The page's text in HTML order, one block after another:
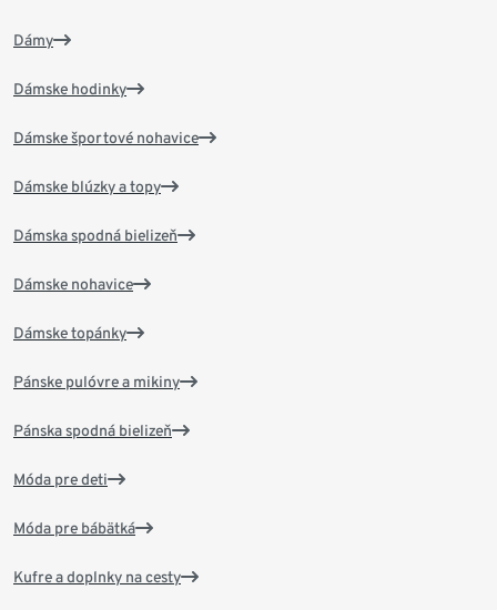
Dámy
Dámske hodinky
Dámske športové nohavice
Dámske blúzky a topy
Dámska spodná bielizeň
Dámske nohavice
Dámske topánky
Pánske pulóvre a mikiny
Pánska spodná bielizeň
Móda pre deti
Móda pre bábätká
Kufre a doplnky na cesty